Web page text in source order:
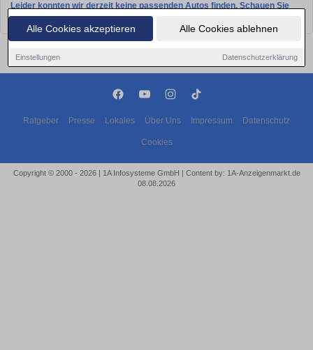
Alle Cookies akzeptieren Alle Cookies ablehnen
Einstellungen Datenschutzerklärung
Leider konnten wir derzeit keine passenden Autos finden. Schauen Sie
bald wieder vorbei!
Ratgeber Presse Lokales Über Uns Impressum Datenschutz
Cookies
Copyright © 2000 - 2026 | 1A Infosysteme GmbH | Content by: 1A-Anzeigenmarkt.de
08.08.2026